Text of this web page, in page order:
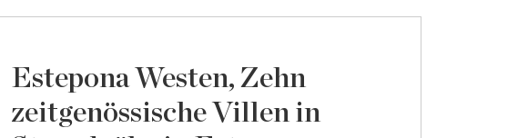
Estepona Westen, Zehn
zeitgenössische Villen in